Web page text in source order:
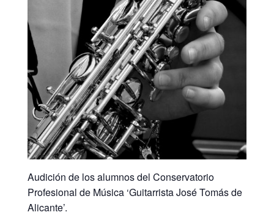
Audición de los alumnos del Conservatorio
Profesional de Música ‘Guitarrista José Tomás de
Alicante’.